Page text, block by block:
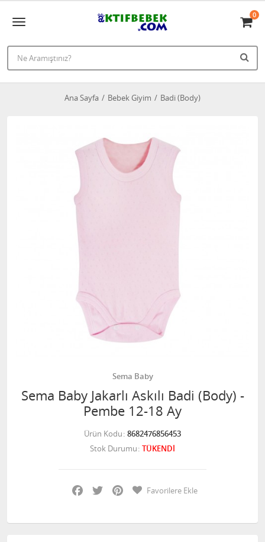
0
Ana Sayfa Bebek Giyim Badi (Body)
Sema Baby
Sema Baby Jakarlı Askılı Badi (Body) -
Pembe 12-18 Ay
Ürün Kodu 8682476856453
Stok Durumu TÜKENDİ
Facebook
Twitter PinterestFavorilere Ekle